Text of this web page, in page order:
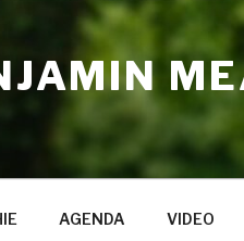
AGENDA VIDEO